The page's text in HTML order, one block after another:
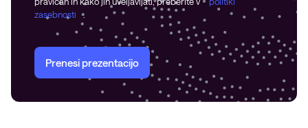
zasebnosti
.
Prenesi prezentacijo